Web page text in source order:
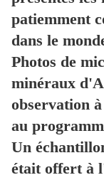
patiemment
dans le
Photos de
minéraux
observation
au
Un
était offert à